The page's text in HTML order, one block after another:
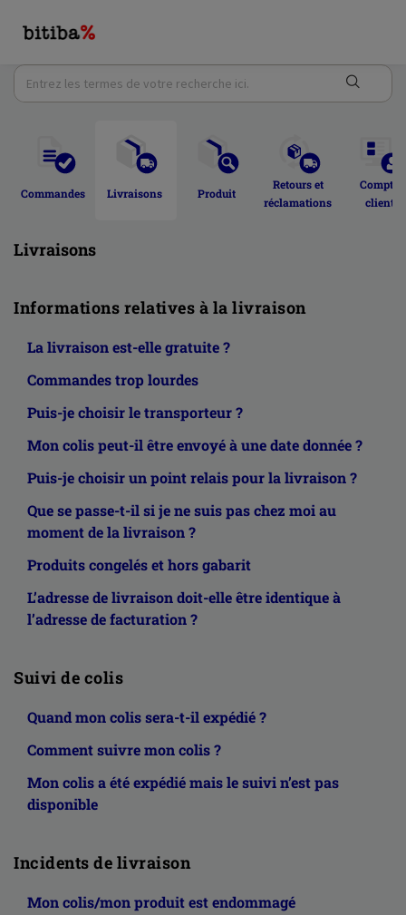
Commandes Livraisons Produit
Retours et
réclamations
Compte
client
Livraisons
Informations relatives à la livraison
La livraison est-elle gratuite ?
Commandes trop lourdes
Puis-je choisir le transporteur ?
Mon colis peut-il être envoyé à une date donnée ?
Puis-je choisir un point relais pour la livraison ?
Que se passe-t-il si je ne suis pas chez moi au
moment de la livraison ?
Produits congelés et hors gabarit
L’adresse de livraison doit-elle être identique à
l’adresse de facturation ?
Suivi de colis
Quand mon colis sera-t-il expédié ?
Comment suivre mon colis ?
Mon colis a été expédié mais le suivi n’est pas
disponible
Incidents de livraison
Mon colis/mon produit est endommagé